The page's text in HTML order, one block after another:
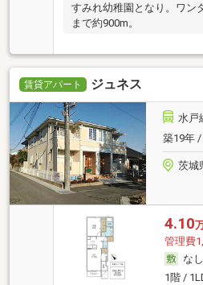
すみれ幼稚園となり。ワン
まで約900m。
賃貸アパート ジュネス
水戸
築19年 /
茨城
4.10
管理費
なし
1階 /